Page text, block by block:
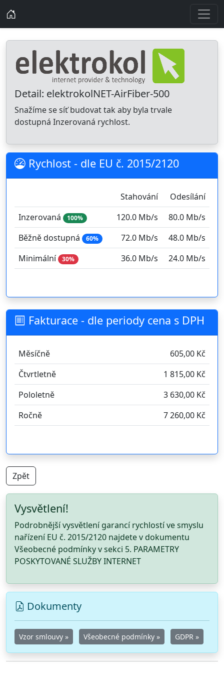
Detail: elektrokolNET-AirFiber-500
Snažíme se síť budovat tak aby byla trvale
dostupná Inzerovaná rychlost.
Rychlost - dle EU č. 2015/2120
Stahování
Odesílání
Inzerovaná
100% 120.0 Mb/s
80.0 Mb/s
Běžně dostupná
60% 72.0 Mb/s
48.0 Mb/s
Minimální
30% 36.0 Mb/s 24.0 Mb/s
Fakturace - dle periody cena s DPH
Měsíčně
605,00 Kč
Čtvrtletně
1 815,00 Kč
Pololetně
3 630,00 Kč
Ročně
7 260,00 Kč
Zpět
Vysvětlení!
Podrobnější vysvětlení garancí rychlostí ve smyslu
nařízení EU č. 2015/2120 najdete v dokumentu
Všeobecné podmínky v sekci 5. PARAMETRY
POSKYTOVANÉ SLUŽBY INTERNET
Dokumenty
Vzor smlouvy » Všeobecné podmínky » GDPR »